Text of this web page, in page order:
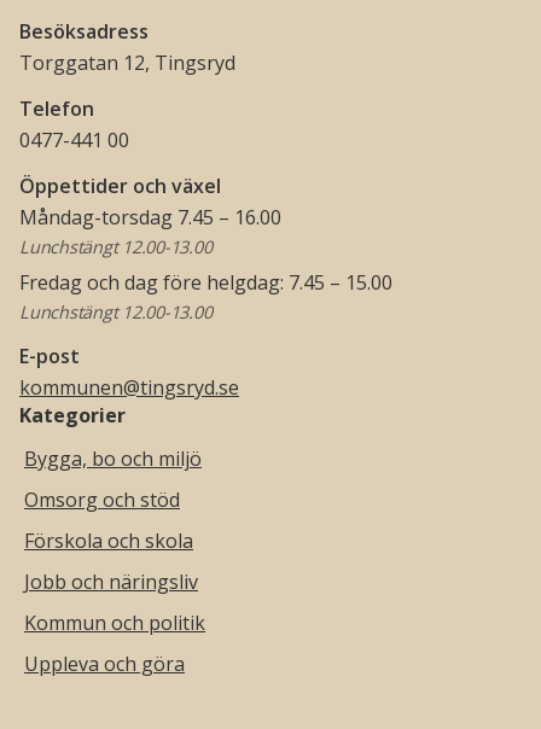
Besöksadress
Torggatan 12, Tingsryd
Telefon
0477-441 00
Öppettider och växel
Måndag-torsdag 7.45 – 16.00
Lunchstängt 12.00-13.00
Fredag och dag före helgdag: 7.45 – 15.00
Lunchstängt 12.00-13.00
E-post
kommunen@tingsryd.se
Kategorier
Bygga, bo och miljö
Omsorg och stöd
Förskola och skola
Jobb och näringsliv
Kommun och politik
Uppleva och göra